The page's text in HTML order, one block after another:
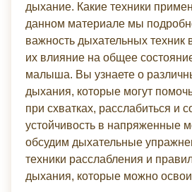
дыхание. Какие техники
данном материале мы
важность дыхательных техник
их влияние на общее
малыша. Вы узнаете о
дыхания, которые могут
при схватках, расслабиться и
устойчивость в напряженные
обсудим дыхательные
техники расслабления и
дыхания, которые можно